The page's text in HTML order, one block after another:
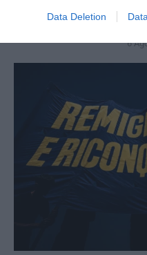
Data Deletion
Bonaccini e il mito
6